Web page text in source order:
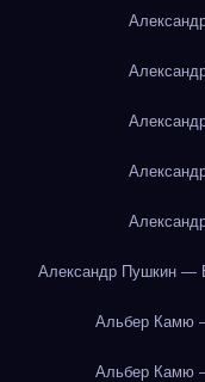
Александр Пушкин —
Альбер Камю
Альбер Камю